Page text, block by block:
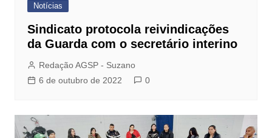
Notícias
Sindicato protocola reivindicações
da Guarda com o secretário interino
Redação AGSP - Suzano
6 de outubro de 2022
0